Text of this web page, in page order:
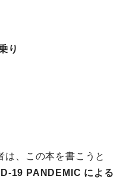
り
は、この本を書こうと
19 PANDEMIC による